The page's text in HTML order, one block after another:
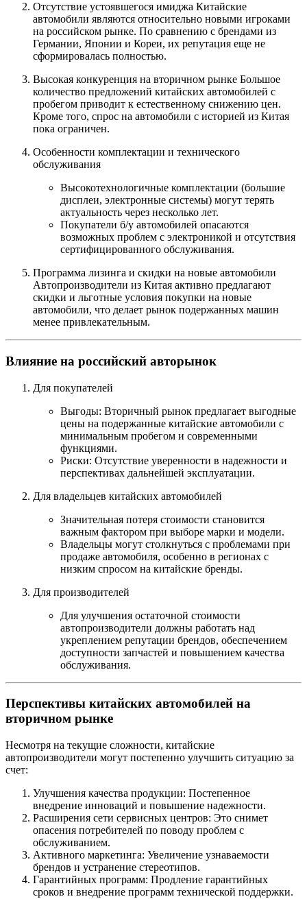
Отсутствие устоявшегося имиджа Китайские
автомобили являются относительно новыми игроками
на российском рынке. По сравнению с брендами из
Германии, Японии и Кореи, их репутация еще не
сформировалась полностью.
Высокая конкуренция на вторичном рынке Большое
количество предложений китайских автомобилей с
пробегом приводит к естественному снижению цен.
Кроме того, спрос на автомобили с историей из Китая
пока ограничен.
Особенности комплектации и технического
обслуживания
Высокотехнологичные комплектации (большие
дисплеи, электронные системы) могут терять
актуальность через несколько лет.
Покупатели б/у автомобилей опасаются
возможных проблем с электроникой и отсутствия
сертифицированного обслуживания.
Программа лизинга и скидки на новые автомобили
Автопроизводители из Китая активно предлагают
скидки и льготные условия покупки на новые
автомобили, что делает рынок подержанных машин
менее привлекательным.
Влияние на российский авторынок
Для покупателей
Выгоды: Вторичный рынок предлагает выгодные
цены на подержанные китайские автомобили с
минимальным пробегом и современными
функциями.
Риски: Отсутствие уверенности в надежности и
перспективах дальнейшей эксплуатации.
Для владельцев китайских автомобилей
Значительная потеря стоимости становится
важным фактором при выборе марки и модели.
Владельцы могут столкнуться с проблемами при
продаже автомобиля, особенно в регионах с
низким спросом на китайские бренды.
Для производителей
Для улучшения остаточной стоимости
автопроизводители должны работать над
укреплением репутации брендов, обеспечением
доступности запчастей и повышением качества
обслуживания.
Перспективы китайских автомобилей на
вторичном рынке
Несмотря на текущие сложности, китайские
автопроизводители могут постепенно улучшить ситуацию за
счет:
Улучшения качества продукции: Постепенное
внедрение инноваций и повышение надежности.
Расширения сети сервисных центров: Это снимет
опасения потребителей по поводу проблем с
обслуживанием.
Активного маркетинга: Увеличение узнаваемости
брендов и устранение стереотипов.
Гарантийных программ: Продление гарантийных
сроков и внедрение программ технической поддержки.